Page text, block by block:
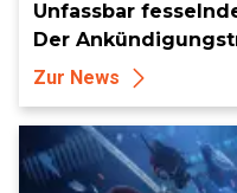
Unfassbar
Der
Zur News